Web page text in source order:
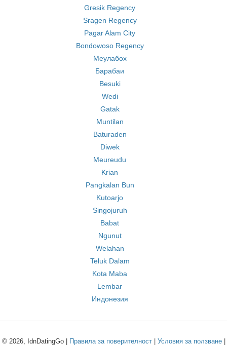
Gresik Regency
Sragen Regency
Pagar Alam City
Bondowoso Regency
Меулабох
Барабаи
Besuki
Wedi
Gatak
Muntilan
Baturaden
Diwek
Meureudu
Krian
Pangkalan Bun
Kutoarjo
Singojuruh
Babat
Ngunut
Welahan
Teluk Dalam
Kota Maba
Lembar
Индонезия
© 2026, IdnDatingGo | Правила за поверителност| Условия за ползване|